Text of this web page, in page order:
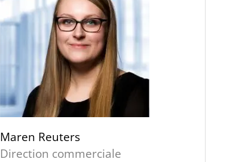
Maren Reuters
Direction commerciale